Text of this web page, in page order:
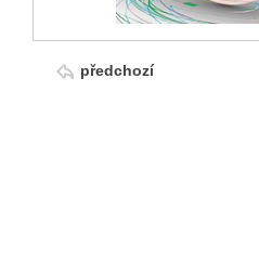
předchozí